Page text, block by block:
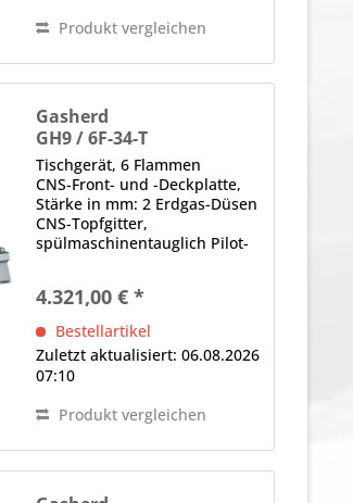
Produkt vergleichen
Gasherd
GH9 / 6F-34-T
Tischgerät, 6 Flammen
CNS-Front- und -Deckplatte,
Stärke in mm: 2 Erdgas-Düsen
CNS-Topfgitter,
spülmaschinentauglich Pilot-
Brennerdurchmesser (flexibel
tauschbar) Hinweis: Laut
Aufstellanforderungen für...
4.321,00 € *
Bestellartikel
Zuletzt aktualisiert: 06.08.2026
07:10
Produkt vergleichen